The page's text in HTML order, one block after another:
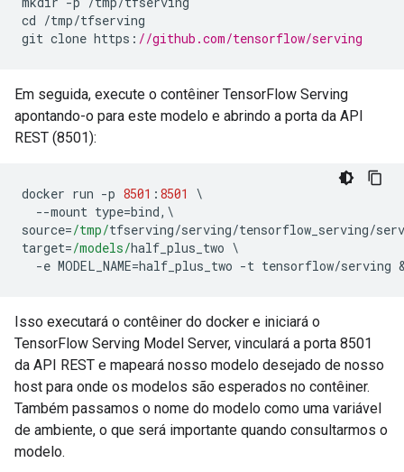
cd /tmp/tfserving
git clone https : //github.com/tensorflow/serving
Em seguida, execute o contêiner TensorFlow Serving
apontando-o para este modelo e abrindo a porta da API
REST (8501):
docker run -p 8501 : 8501
\
--mount type=bind,\
source=/tmp/tfserving/serving/tensorflow_serving/
target=/models/half_plus_two \
-e MODEL_NAME=half_plus_two -t tensorflow/serving
Isso executará o contêiner do docker e iniciará o
TensorFlow Serving Model Server, vinculará a porta 8501
da API REST e mapeará nosso modelo desejado de nosso
host para onde os modelos são esperados no contêiner.
Também passamos o nome do modelo como uma variável
de ambiente, o que será importante quando consultarmos o
modelo.